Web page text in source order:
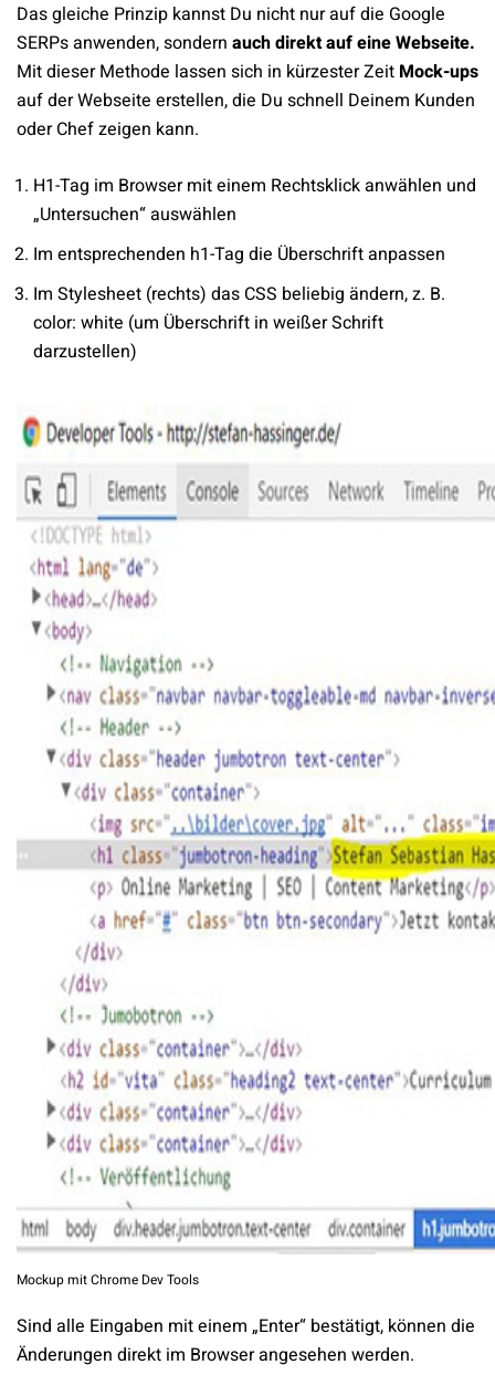
Das gleiche Prinzip kannst Du nicht nur auf die Google
SERPs anwenden, sondern auch direkt auf eine Webseite.
Mit dieser Methode lassen sich in kürzester Zeit Mock-ups
auf der Webseite erstellen, die Du schnell Deinem Kunden
oder Chef zeigen kann.
H1-Tag im Browser mit einem Rechtsklick anwählen und
„Untersuchen“ auswählen
Im entsprechenden h1-Tag die Überschrift anpassen
Im Stylesheet (rechts) das CSS beliebig ändern, z. B.
color: white (um Überschrift in weißer Schrift
darzustellen)
Mockup mit Chrome Dev Tools
Sind alle Eingaben mit einem „Enter“ bestätigt, können die
Änderungen direkt im Browser angesehen werden.